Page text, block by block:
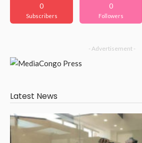
0
Subscribers
0
Followers
- Advertisement -
Latest News